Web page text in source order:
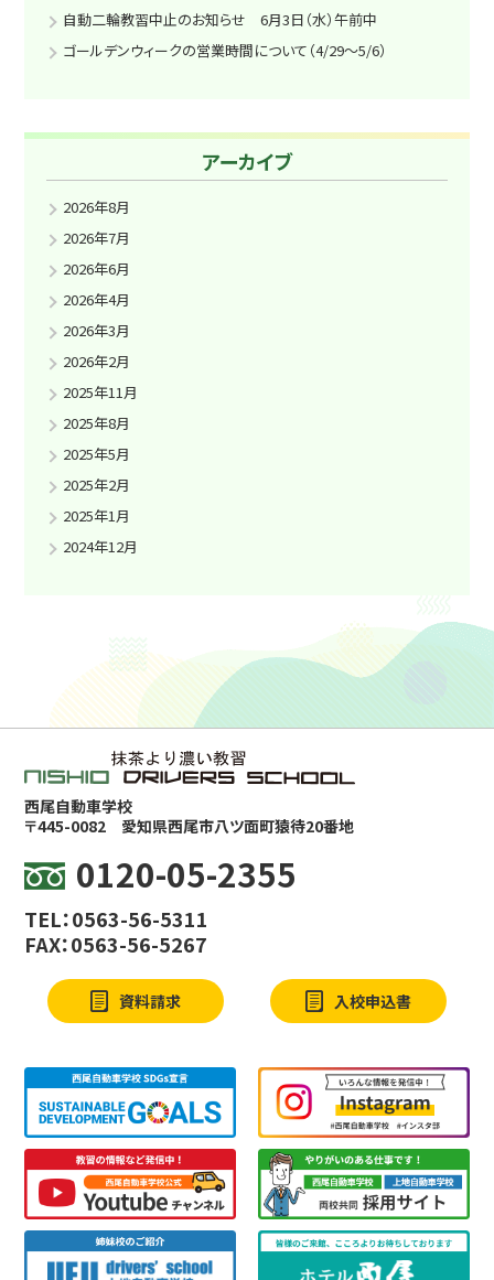
自動二輪教習中止のお知らせ 6月3日（水）午前中
ゴールデンウィークの営業時間について（4/29～5/6）
アーカイブ
2026年8月
2026年7月
2026年6月
2026年4月
2026年3月
2026年2月
2025年11月
2025年8月
2025年5月
2025年2月
2025年1月
2024年12月
西尾自動車学校
〒445-0082
愛知県西尾市八ツ面町猿待20番地
0120-05-2355
TEL：0563-56-5311
FAX：0563-56-5267
資料請求 入校申込書